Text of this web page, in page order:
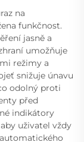
na
funkčnost.
jasně a
umožňuje
režimy a
snižuje únavu
odolný proti
před
indikátory
uživatel vždy